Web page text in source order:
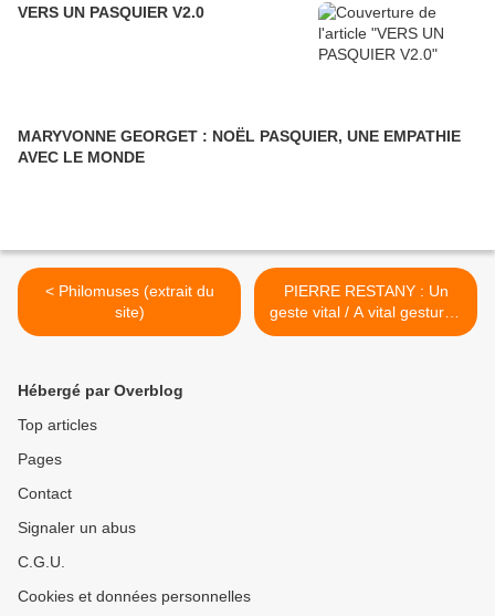
VERS UN PASQUIER V2.0
MARYVONNE GEORGET : NOËL PASQUIER, UNE EMPATHIE
AVEC LE MONDE
< Philomuses (extrait du
site)
PIERRE RESTANY : Un
geste vital / A vital gesture /
Un gesto vital >
Hébergé par Overblog
Top articles
Pages
Contact
Signaler un abus
C.G.U.
Cookies et données personnelles